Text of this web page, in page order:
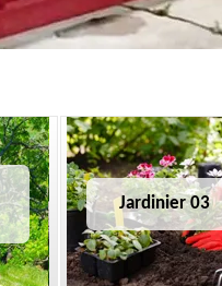
Jardinier 03